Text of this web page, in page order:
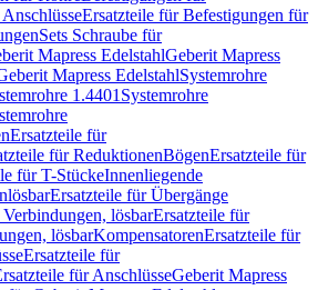
Ersatzteile für Befestigungen für
Sets Schraube für
Mapress EdelstahlGeberit Mapress
Mapress EdelstahlSystemrohre
1.4401 Systemrohre
Ersatzteile für
für ReduktionenBögenErsatzteile für
für T-StückeInnenliegende
Ersatzteile für Übergänge
lösbarErsatzteile für
lösbarKompensatorenErsatzteile für
Ersatzteile für
für AnschlüsseGeberit Mapress